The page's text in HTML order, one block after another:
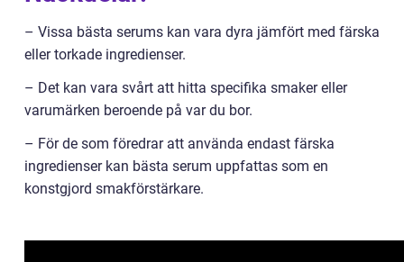
– Vissa bästa serums kan vara dyra jämfört med färska
eller torkade ingredienser.
– Det kan vara svårt att hitta specifika smaker eller
varumärken beroende på var du bor.
– För de som föredrar att använda endast färska
ingredienser kan bästa serum uppfattas som en
konstgjord smakförstärkare.